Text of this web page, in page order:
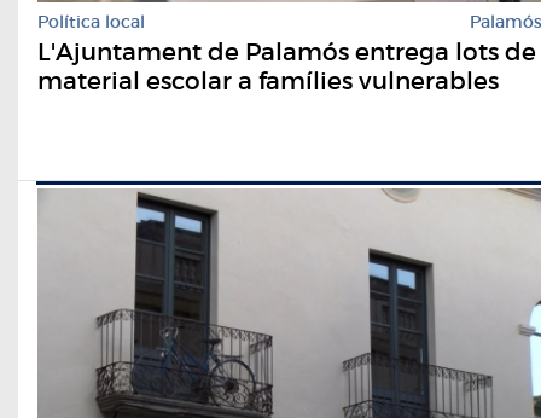
Política local Palamós
L'Ajuntament de Palamós entrega lots de
material escolar a famílies vulnerables